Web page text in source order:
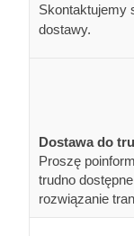
Skontaktujemy
dostawy.
Dostawa do
Proszę
trudno
rozwiązanie